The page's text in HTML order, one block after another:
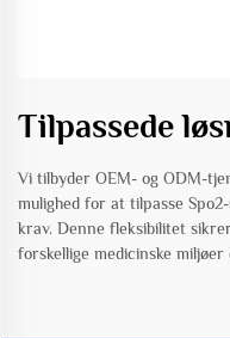
Tilpassede
Vi tilbyder OEM- og ODM-
mulighed for at tilpasse
krav. Denne fleksibilitet
forskellige medicinske miljøer